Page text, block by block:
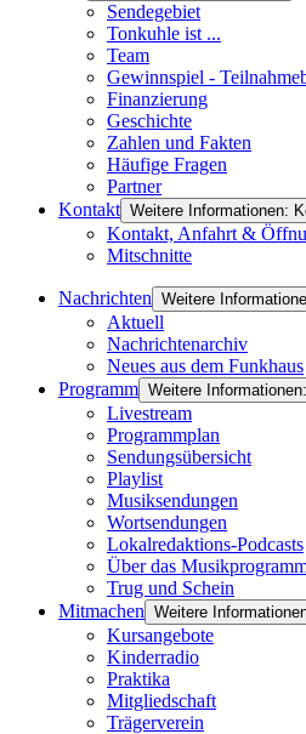
Sendegebiet
Tonkuhle ist ...
Team
Gewinnspiel -
Finanzierung
Geschichte
Zahlen und Fakten
Häufige Fragen
Partner
Kontakt Weitere Informationen:
Kontakt, Anfahrt &
Mitschnitte
Nachrichten Weitere
Aktuell
Nachrichtenarchiv
Neues aus dem Funkhaus
Programm Weitere
Livestream
Programmplan
Sendungsübersicht
Playlist
Musiksendungen
Wortsendungen
Lokalredaktions-Podcasts
Über das
Trug und Schein
Mitmachen Weitere
Kursangebote
Kinderradio
Praktika
Mitgliedschaft
Trägerverein